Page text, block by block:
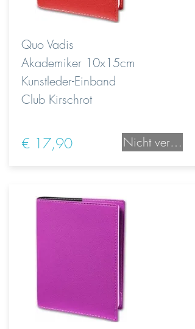
Quo Vadis
Akademiker 10x15cm
Kunstleder-Einband
Club Kirschrot
€ 17,90 Nicht verfügbar